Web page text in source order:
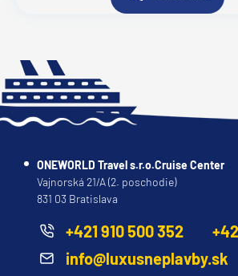
ONEWORLD Travel s.r.o.Cruise Center
Vajnorská 21/A (2. poschodie)
831 03 Bratislava
+421 910 500 352
info@luxusneplavby.sk